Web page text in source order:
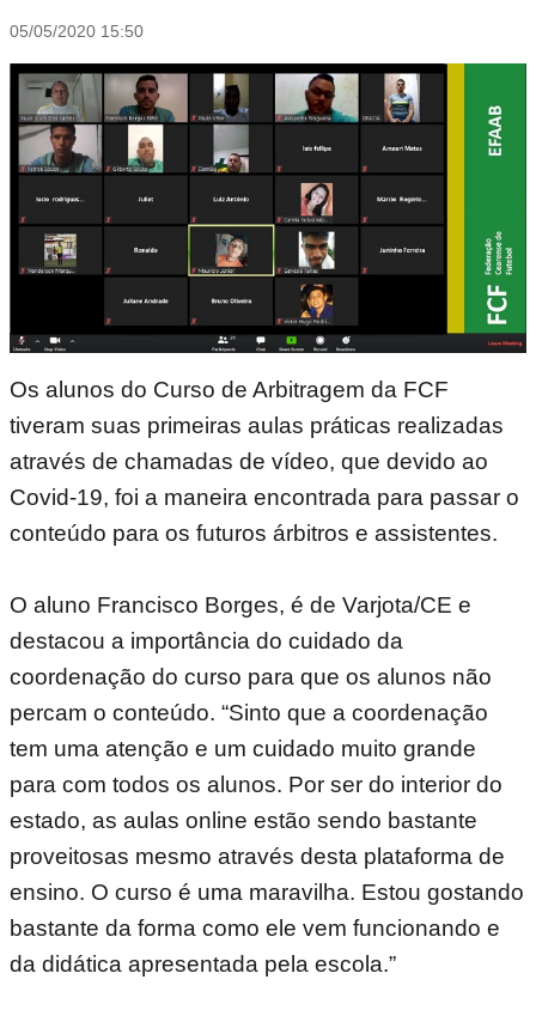
05/05/2020 15:50
Os alunos do Curso de Arbitragem da FCF
tiveram suas primeiras aulas práticas realizadas
através de chamadas de vídeo, que devido ao
Covid-19, foi a maneira encontrada para passar o
conteúdo para os futuros árbitros e assistentes.
O aluno Francisco Borges, é de Varjota/CE e
destacou a importância do cuidado da
coordenação do curso para que os alunos não
percam o conteúdo. “Sinto que a coordenação
tem uma atenção e um cuidado muito grande
para com todos os alunos. Por ser do interior do
estado, as aulas online estão sendo bastante
proveitosas mesmo através desta plataforma de
ensino. O curso é uma maravilha. Estou gostando
bastante da forma como ele vem funcionando e
da didática apresentada pela escola.”